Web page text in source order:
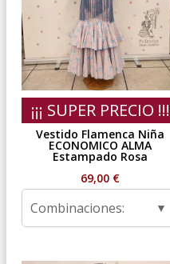
¡¡¡ SUPER PRECIO !!!
Vestido Flamenca Niña
ECONOMICO ALMA
Estampado Rosa
69,00 €
Combinaciones: